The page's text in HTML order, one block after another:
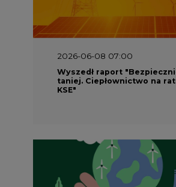
2026-06-08 07:00
Wyszedł raport
taniej. Ciepłownictwo na
KSE"